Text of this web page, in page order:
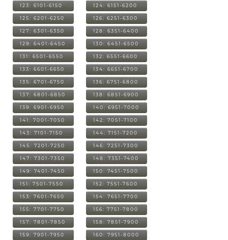
123: 6101-6150 124: 6151-6200
125: 6201-6250 126: 6251-6300
127: 6301-6350 128: 6351-6400
129: 6401-6450 130: 6451-6500
131: 6501-6550 132: 6551-6600
133: 6601-6650 134: 6651-6700
135: 6701-6750 136: 6751-6800
137: 6801-6850 138: 6851-6900
139: 6901-6950 140: 6951-7000
141: 7001-7050 142: 7051-7100
143: 7101-7150 144: 7151-7200
145: 7201-7250 146: 7251-7300
147: 7301-7350 148: 7351-7400
149: 7401-7450 150: 7451-7500
151: 7501-7550 152: 7551-7600
153: 7601-7650 154: 7651-7700
155: 7701-7750 156: 7751-7800
157: 7801-7850 158: 7851-7900
159: 7901-7950 160: 7951-8000